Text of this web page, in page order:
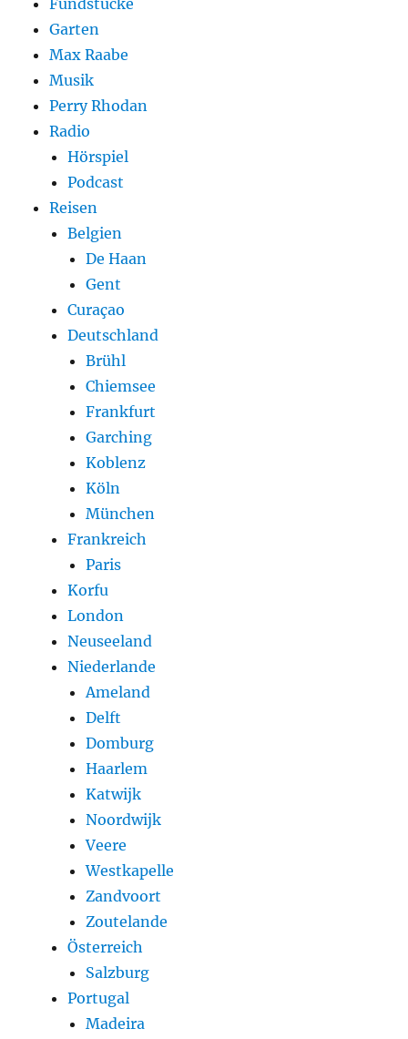
Fundstücke
Garten
Max Raabe
Musik
Perry Rhodan
Radio
Hörspiel
Podcast
Reisen
Belgien
De Haan
Gent
Curaçao
Deutschland
Brühl
Chiemsee
Frankfurt
Garching
Koblenz
Köln
München
Frankreich
Paris
Korfu
London
Neuseeland
Niederlande
Ameland
Delft
Domburg
Haarlem
Katwijk
Noordwijk
Veere
Westkapelle
Zandvoort
Zoutelande
Österreich
Salzburg
Portugal
Madeira